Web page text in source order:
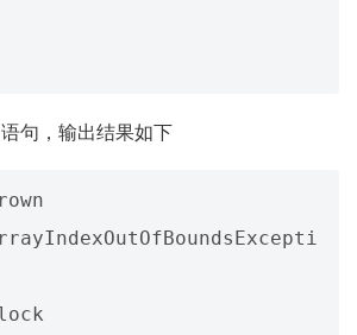
句，输出结果如下